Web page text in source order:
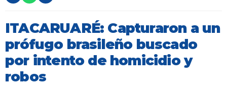
ITACARUARÉ: Capturaron a un
prófugo brasileño buscado
por intento de homicidio y
robos